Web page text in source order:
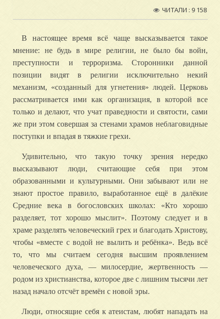
ЧИТАЛИ : 9 158
В настоящее время всё чаще высказывается такое
мнение: не будь в мире религии, не было бы войн,
преступности и терроризма. Сторонники данной
позиции видят в религии исключительно некий
механизм, «созданный для угнетения» людей. Церковь
рассматривается ими как организация, в которой все
только и делают, что учат праведности и святости, сами
же при этом совершая за стенами храмов неблаговидные
поступки и впадая в тяжкие грехи.
Удивительно, что такую точку зрения нередко
высказывают люди, считающие себя при этом
образованными и культурными. Они забывают или не
знают простое правило, выработанное ещё в далёкие
Средние века в богословских школах: «Кто хорошо
разделяет, тот хорошо мыслит». Поэтому следует и в
храме разделять человеческий грех и благодать Христову,
чтобы «вместе с водой не вылить и ребёнка». Ведь всё
то, что мы считаем сегодня высшим проявлением
человеческого духа, — милосердие, жертвенность —
родом из христианства, которое две с лишним тысячи лет
назад начало отсчёт времён с новой эры.
Люди, относящие себя к атеистам, любят нападать на